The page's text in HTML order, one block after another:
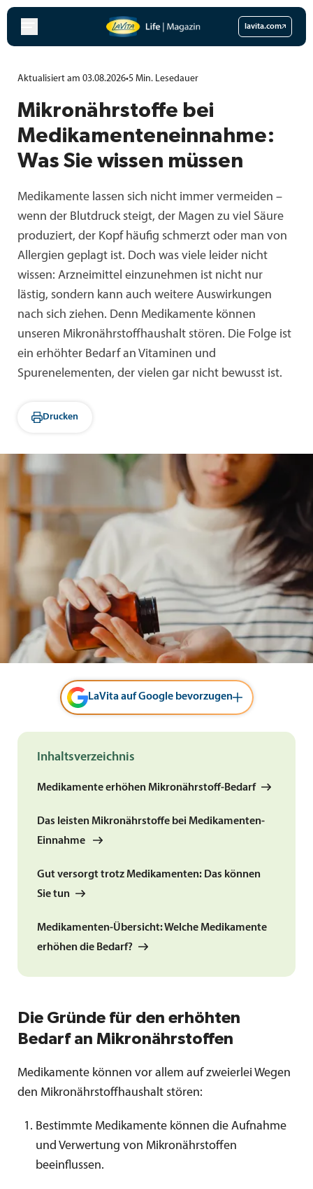
Zum
springen
lavita.com
Aktualisiert am 03.08.2026•5 Min. Lesedauer
Mikronährstoffe bei
Medikamenteneinnahme:
Was Sie wissen müssen
Medikamente lassen sich nicht immer vermeiden –
wenn der Blutdruck steigt, der Magen zu viel Säure
produziert, der Kopf häufig schmerzt oder man von
Allergien geplagt ist. Doch was viele leider nicht
wissen: Arzneimittel einzunehmen ist nicht nur
lästig, sondern kann auch weitere Auswirkungen
nach sich ziehen. Denn Medikamente können
unseren Mikronährstoffhaushalt stören. Die Folge ist
ein erhöhter Bedarf an Vitaminen und
Spurenelementen, der vielen gar nicht bewusst ist.
Drucken
LaVita auf Google bevorzugen
Inhaltsverzeichnis
Medikamente erhöhen Mikronährstoff-Bedarf
Das leisten Mikronährstoffe bei Medikamenten-
Einnahme
Gut versorgt trotz Medikamenten: Das können
Sie tun
Medikamenten-Übersicht: Welche Medikamente
erhöhen die Bedarf?
Die Gründe für den erhöhten
Bedarf an Mikronährstoffen
Medikamente können vor allem auf zweierlei Wegen
den Mikronährstoffhaushalt stören:
Bestimmte Medikamente können die Aufnahme
und Verwertung von Mikronährstoffen
beeinflussen.